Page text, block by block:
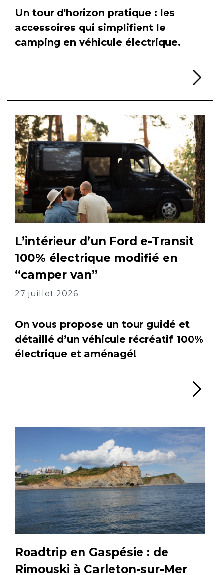
Un tour d'horizon pratique : les
accessoires qui simplifient le
camping en véhicule électrique.
L’intérieur d’un Ford e-Transit
100% électrique modifié en
“camper van”
27 juillet 2026
On vous propose un tour guidé et
détaillé d’un véhicule récréatif 100%
électrique et aménagé!
Roadtrip en Gaspésie : de
Rimouski à Carleton-sur-Mer